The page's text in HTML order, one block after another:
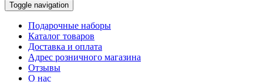
Toggle navigation
Подарочные наборы
Каталог товаров
Доставка и оплата
Адрес розничного магазина
Отзывы
О нас